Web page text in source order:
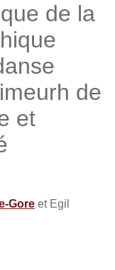
de la
de
et
Gore et Egil